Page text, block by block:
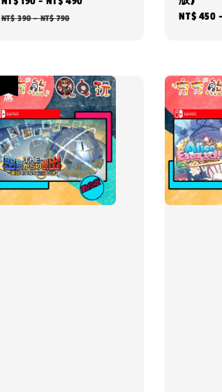
price
NT$ 390-NT$ 790
Regular
NT$ 450